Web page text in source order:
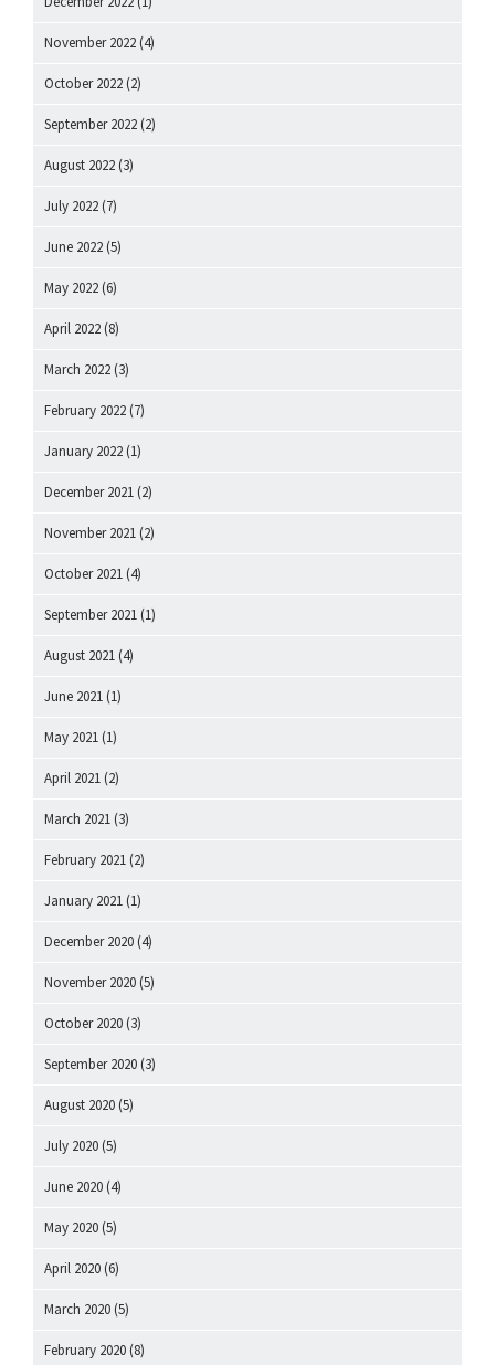
November 2022 (4)
October 2022 (2)
September 2022 (2)
August 2022 (3)
July 2022 (7)
June 2022 (5)
May 2022 (6)
April 2022 (8)
March 2022 (3)
February 2022 (7)
January 2022 (1)
December 2021 (2)
November 2021 (2)
October 2021 (4)
September 2021 (1)
August 2021 (4)
June 2021 (1)
May 2021 (1)
April 2021 (2)
March 2021 (3)
February 2021 (2)
January 2021 (1)
December 2020 (4)
November 2020 (5)
October 2020 (3)
September 2020 (3)
August 2020 (5)
July 2020 (5)
June 2020 (4)
May 2020 (5)
April 2020 (6)
March 2020 (5)
February 2020 (8)